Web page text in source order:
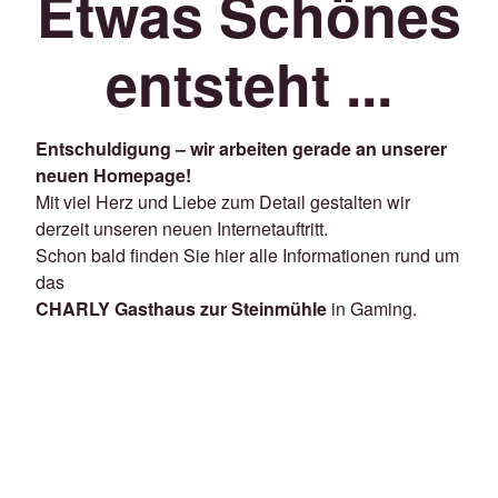
entsteht ...
Entschuldigung – wir arbeiten gerade an unserer
neuen Homepage!
Mit viel Herz und Liebe zum Detail gestalten wir
derzeit unseren neuen Internetauftritt.
Schon bald finden Sie hier alle Informationen rund um
das
CHARLY Gasthaus zur Steinmühle in Gaming.